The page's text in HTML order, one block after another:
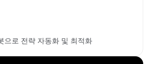
으로 전략 자동화 및 최적화